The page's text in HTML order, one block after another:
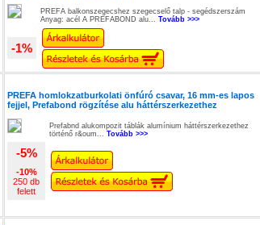
PREFA balkonszegecshez szegecselő talp - segédszerszám
Anyag: acél A PREFABOND alu... Tovább >>>
-1%
PREFA homlokzatburkolati önfúró csavar, 16 mm-es lapos
fejjel, Prefabond rögzítése alu háttérszerkezethez
Prefabnd alukompozit táblák alumínium háttérszerkezethez
történő r&oum... Tovább >>>
-5%
-10%
250 db
felett